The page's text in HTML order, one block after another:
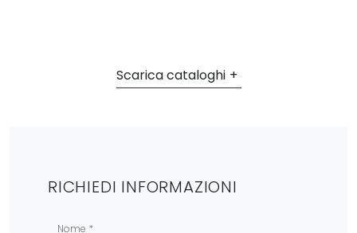
Scarica cataloghi
RICHIEDI INFORMAZIONI